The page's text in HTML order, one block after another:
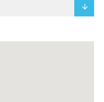
arrowdown